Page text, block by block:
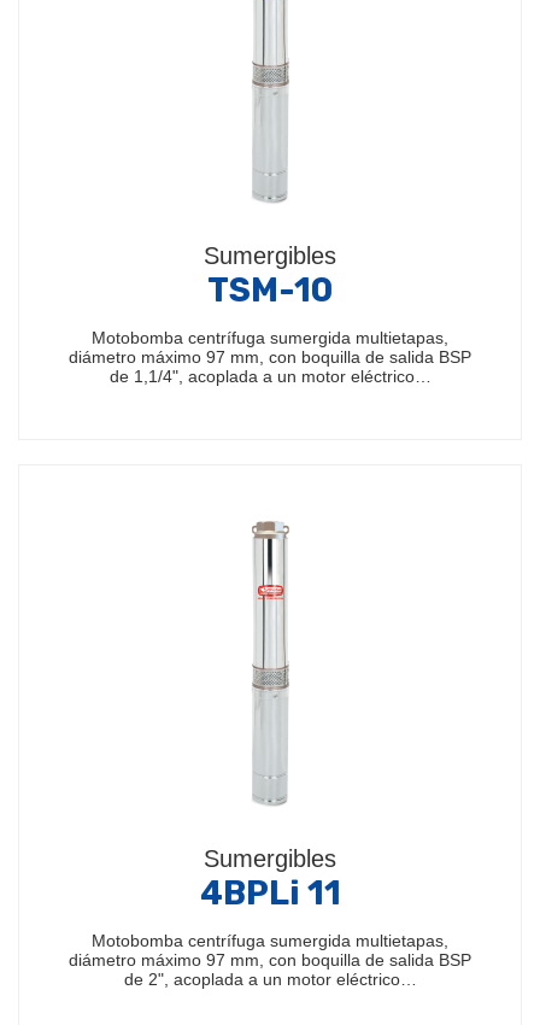
Sumergibles
TSM-10
Motobomba centrífuga sumergida multietapas,
diámetro máximo 97 mm, con boquilla de salida BSP
de 1,1/4", acoplada a un motor eléctrico…
Sumergibles
4BPLi 11
Motobomba centrífuga sumergida multietapas,
diámetro máximo 97 mm, con boquilla de salida BSP
de 2", acoplada a un motor eléctrico…